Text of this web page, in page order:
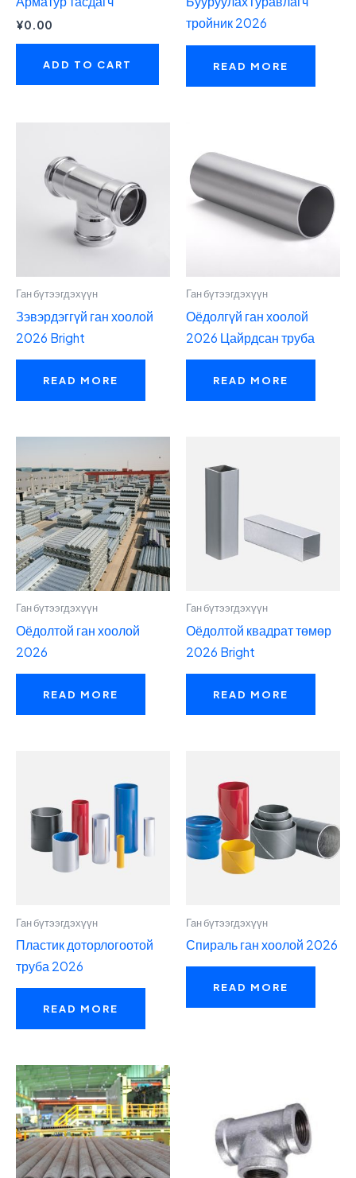
¥0.00
ADD TO CART
тройник 2026
READ MORE
Ган бүтээгдэхүүн
Зэвэрдэггүй ган хоолой
2026 Bright
READ MORE
Ган бүтээгдэхүүн
Оёдолгүй ган хоолой
2026 Цайрдсан труба
READ MORE
Ган бүтээгдэхүүн
Оёдолтой ган хоолой
2026
READ MORE
Ган бүтээгдэхүүн
Оёдолтой квадрат төмөр
2026 Bright
READ MORE
Ган бүтээгдэхүүн
Пластик доторлогоотой
труба 2026
READ MORE
Ган бүтээгдэхүүн
Спираль ган хоолой 2026
READ MORE